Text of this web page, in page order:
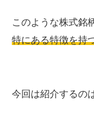
このような株式銘
特にある特徴を持
今回は紹介するの